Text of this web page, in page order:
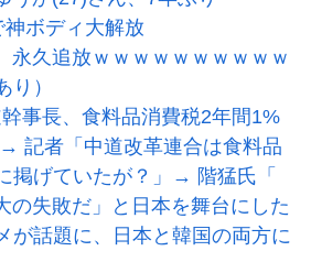
神ボディ大解放
永久追放ｗｗｗｗｗｗｗｗｗｗ
り）
幹事長、食料品消費税2年間1%
記者「中道改革連合は食料品
掲げていたが？」→ 階猛氏「
の失敗だ」と日本を舞台にした
が話題に、日本と韓国の両方に